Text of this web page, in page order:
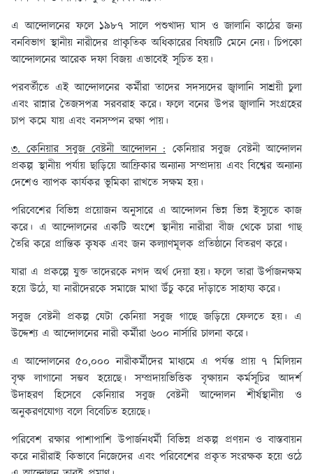
এ আন্দোলনের ফলে ১৯৮৭ সালে পশুখাদ্য ঘাস ও জালানি কাঠের জন্য
বনবিভাগ স্থানীয় নারীদের প্রাকৃতিক অধিকারের বিষয়টি মেনে নেয়। চিপকো
আন্দোলনের আরেক দফা বিজয় এভাবেই সূচিত হয়।
পরবর্তীতে এই আন্দোলনের কর্মীরা তাদের সদস্যদের জ্বালানি সাশ্রয়ী চুলা
এবং রান্নার তৈজসপত্র সরবরাহ করে। ফলে বনের উপর জ্বালানি সংগ্রহের
চাপ কমে যায় এবং বনসম্পন রক্ষা পায়।
৩. কেনিয়ার সবুজ বেষ্টনী আন্দোলন :কেনিয়ার সবুজ বেষ্টনী আন্দোলন
প্রকল্প স্থানীয় পর্যায় ছাড়িয়ে আফ্রিকার অন্যান্য সম্প্রদায় এবং বিশ্বের অন্যান্য
দেশেও ব্যাপক কার্যকর ভূমিকা রাখতে সক্ষম হয়।
পরিবেশের বিভিন্ন প্রয়োজন অনুসারে এ আন্দোলন ভিন্ন ভিন্ন ইস্যুতে কাজ
করে। এ আন্দোলনের একটি অংশে স্থানীয় নারীরা বীজ থেকে চারা গাছ
তৈরি করে প্রান্তিক কৃষক এবং জন কল্যাণমূলক প্রতিষ্ঠানে বিতরণ করে।
যারা এ প্রকল্পে যুক্ত তাদেরকে নগদ অর্থ দেয়া হয়। ফলে তারা উর্পাজনক্ষম
হয়ে উঠে, যা নারীদেরকে সমাজে মাথা উঁচু করে দাঁড়াতে সাহায্য করে।
সবুজ বেষ্টনী প্রকল্প যেটা কেনিয়া সবুজ গাছে জড়িয়ে ফেলতে হয়। এ
উদ্দেশ্য এ আন্দোলনের নারী কর্মীরা ৬০০ নার্সারি চালনা করে।
এ আন্দোলনের ৫০,০০০ নারীকর্মীদের মাধ্যমে এ পর্যন্ত প্রায় ৭ মিলিয়ন
বৃক্ষ লাগানো সম্ভব হয়েছে। সম্প্রদায়ভিত্তিক বৃক্ষায়ন কর্মসূচির আদর্শ
উদাহরণ হিসেবে কেনিয়ার সবুজ বেষ্টনী আন্দোলন শীর্ষস্থানীয় ও
অনুকরণযোগ্য বলে বিবেচিত হয়েছে।
পরিবেশ রক্ষার পাশাপাশি উপার্জনধর্মী বিভিন্ন প্রকল্প প্রণয়ন ও বাস্তবায়ন
করে নারীরাই কিভাবে নিজেদের এবং পরিবেশের প্রকৃত সংরক্ষক হয়ে ওঠে